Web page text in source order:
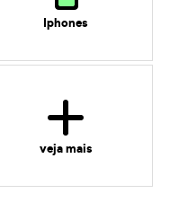
Iphones
veja mais